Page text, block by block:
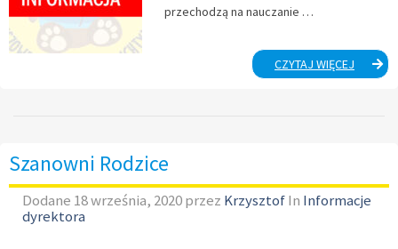
przechodzą na nauczanie …
CZYTAJ WIĘCEJ WAŻNA
Szanowni Rodzice
Dodane 18 września, 2020przez KrzysztofIn Informacje
dyrektora